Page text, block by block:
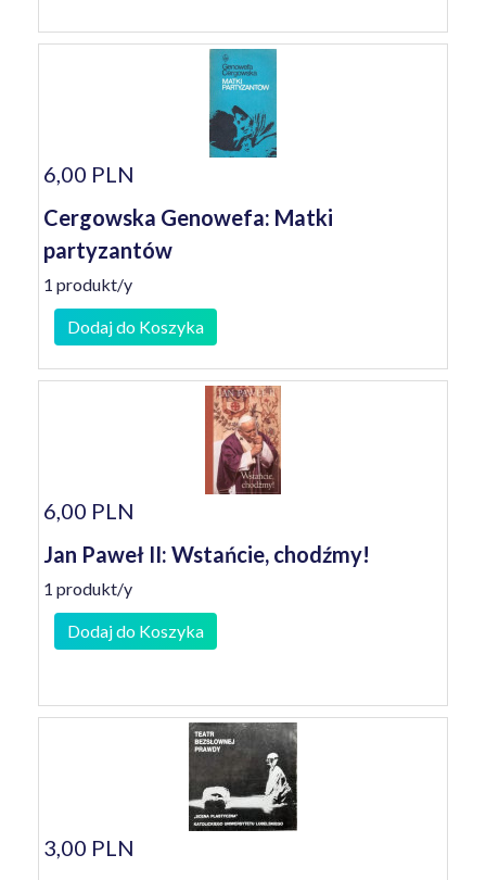
6,00 PLN
Cergowska Genowefa: Matki
partyzantów
1 produkt/y
Dodaj do Koszyka
6,00 PLN
Jan Paweł II: Wstańcie, chodźmy!
1 produkt/y
Dodaj do Koszyka
3,00 PLN